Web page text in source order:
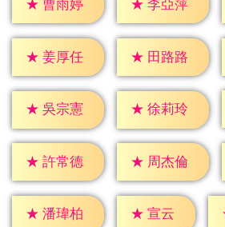
★ 曹雨婷 ★ 李亞萍
★ 姜厚任 ★ 田路路
★ 吳宗憲 ★ 徐莉玲
★ 許常德 ★ 周杰倫
★ 潘瑋柏 ★ 宣云